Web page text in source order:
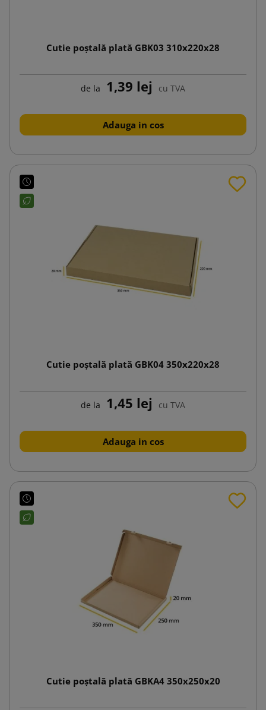
Cutie poștală plată GBK03 310x220x28
de la 1,39 lej cu TVA
Adauga in cos
Cutie poștală plată GBK04 350x220x28
de la 1,45 lej cu TVA
Adauga in cos
Cutie poștală plată GBKA4 350x250x20